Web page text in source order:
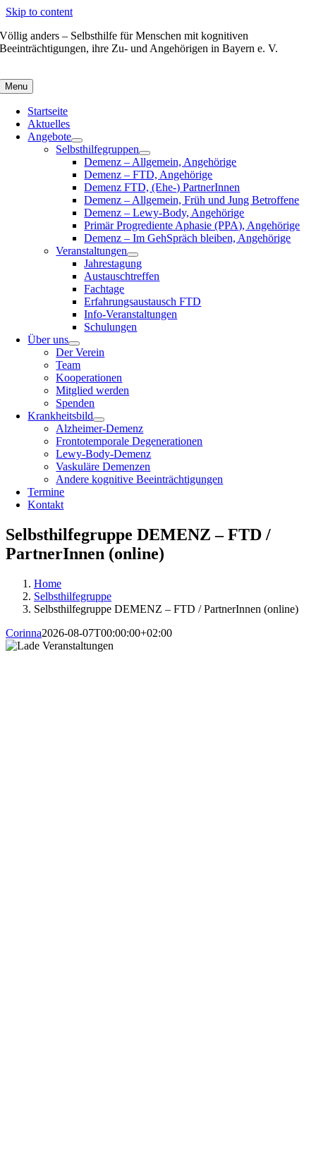
Skip to content
Völlig anders – Selbsthilfe für Menschen mit kognitiven
Beeinträchtigungen, ihre Zu- und Angehörigen in Bayern e. V.
Menu
Startseite
Aktuelles
Angebote
Selbsthilfegruppen
Demenz – Allgemein, Angehörige
Demenz – FTD, Angehörige
Demenz FTD, (Ehe-) PartnerInnen
Demenz – Allgemein, Früh und Jung Betroffene
Demenz – Lewy-Body, Angehörige
Primär Progrediente Aphasie (PPA), Angehörige
Demenz – Im GehSpräch bleiben, Angehörige
Veranstaltungen
Jahrestagung
Austauschtreffen
Fachtage
Erfahrungsaustausch FTD
Info-Veranstaltungen
Schulungen
Über uns
Der Verein
Team
Kooperationen
Mitglied werden
Spenden
Krankheitsbild
Alzheimer-Demenz
Frontotemporale Degenerationen
Lewy-Body-Demenz
Vaskuläre Demenzen
Andere kognitive Beeinträchtigungen
Termine
Kontakt
Selbsthilfegruppe DEMENZ – FTD /
PartnerInnen (online)
Home
Selbsthilfegruppe
Selbsthilfegruppe DEMENZ – FTD / PartnerInnen (online)
Corinna2026-08-07T00:00:00+02:00